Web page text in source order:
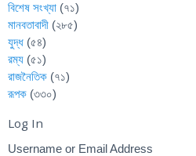
বিশেষ সংখ্যা (৭১)
মানবতাবাদী (২৮৫)
যুদ্ধ (৫৪)
রম্য (৫১)
রাজনৈতিক (৭১)
রূপক (৩৩০)
Log In
Username or Email Address